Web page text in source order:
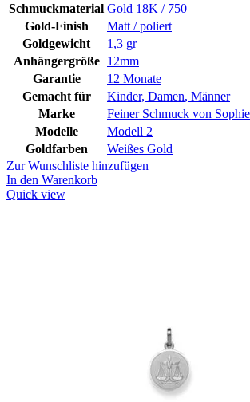
Schmuckmaterial Gold 18K / 750
Gold-Finish
Matt / poliert
Goldgewicht
1,3 gr
Anhängergröße
12mm
Garantie
12 Monate
Gemacht für
Kinder, Damen, Männer
Marke
Feiner Schmuck von
Modelle
Modell 2
Goldfarben
Weißes Gold
Zur Wunschliste hinzufügen
In den Warenkorb
Quick view